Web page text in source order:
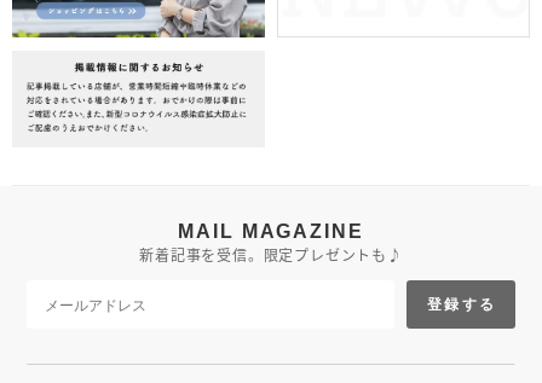
MAIL MAGAZINE
新着記事を受信。限定プレゼントも♪
登録する